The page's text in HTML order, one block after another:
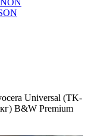
Universal (TK-
B&W Premium